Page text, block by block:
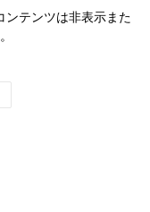
ンテンツは非表示また